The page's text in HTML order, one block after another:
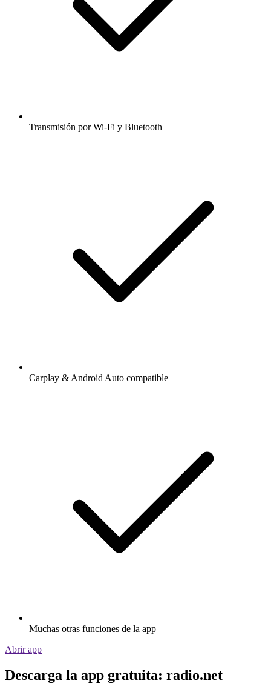
Transmisión por Wi-Fi y Bluetooth
Carplay & Android Auto compatible
Muchas otras funciones de la app
Abrir app
Descarga la app gratuita: radio.net